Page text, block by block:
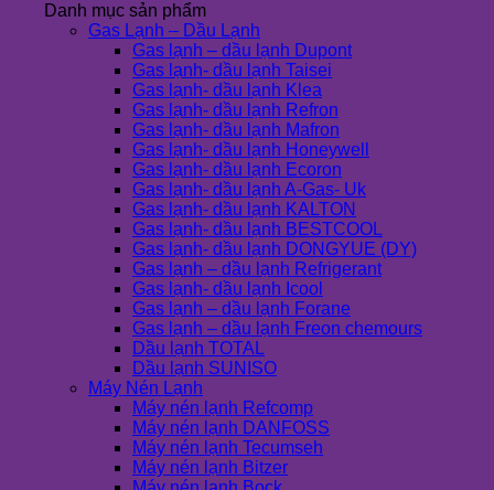
Danh mục sản phẩm
Gas Lạnh – Dầu Lạnh
Gas lạnh – dầu lạnh Dupont
Gas lạnh- dầu lạnh Taisei
Gas lạnh- dầu lạnh Klea
Gas lạnh- dầu lạnh Refron
Gas lạnh- dầu lạnh Mafron
Gas lạnh- dầu lạnh Honeywell
Gas lạnh- dầu lạnh Ecoron
Gas lạnh- dầu lạnh A-Gas- Uk
Gas lạnh- dầu lạnh KALTON
Gas lạnh- dầu lạnh BESTCOOL
Gas lạnh- dầu lạnh DONGYUE (DY)
Gas lạnh – dầu lạnh Refrigerant
Gas lạnh- dầu lạnh Icool
Gas lạnh – dầu lạnh Forane
Gas lạnh – dầu lạnh Freon chemours
Dầu lạnh TOTAL
Dầu lạnh SUNISO
Máy Nén Lạnh
Máy nén lạnh Refcomp
Máy nén lạnh DANFOSS
Máy nén lạnh Tecumseh
Máy nén lạnh Bitzer